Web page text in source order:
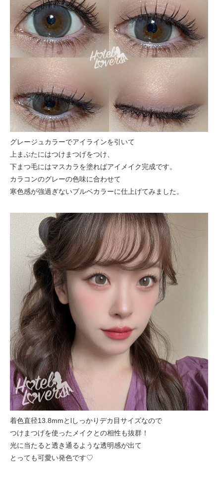
グレージュカラーでアイラインを引いて
上まぶたにはつけまつげをつけ、
下まつ毛にはマスカラを塗ればアイメイク完成です。
カラコンのグレーの色味に合わせて
寒色感が強過ぎないブルベカラーに仕上げてみました。
着色直径13.8mmとlしっかりデカ目サイズなので
つけまつげを使ったメイクとの相性も抜群！
光に当たると透き通るような透明感が出て
とっても可愛い発色です♡